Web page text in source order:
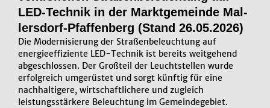
LED-Tech­nik in der Markt­ge­mein­de Mal­
lers­dorf-Pfaf­fen­berg (Stand 26.05.2026)
Die Modernisierung der Straßenbeleuchtung auf
energieeffiziente LED-Technik ist bereits weitgehend
abgeschlossen. Der Großteil der Leuchtstellen wurde
erfolgreich umgerüstet und sorgt künftig für eine
nachhaltigere, wirtschaftlichere und zugleich
leistungsstärkere Beleuchtung im Gemeindegebiet.